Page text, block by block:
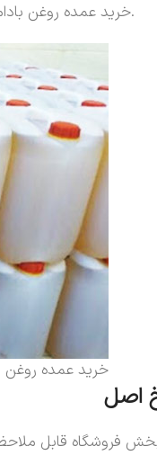
خرید عمده روغن بادام تلخ اصل بصورت گالنی در محصول سالم امکان پذیر می باشد ارسال روغن بادام با کیفیت تضمینی به سراسر کشور انجام میگیرد.
خرید عمده روغن
اصل
بخش فروشگاه قابل